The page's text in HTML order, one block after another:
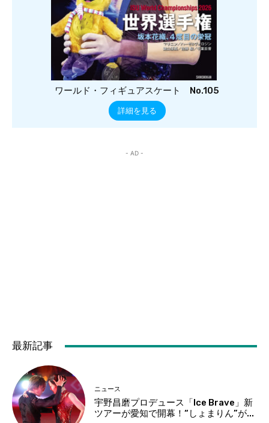
ワールド・フィギュアスケート No.105
詳細を見る
- AD -
最新記事
ニュース
宇野昌磨プロデュース「Ice Brave」新
ツアーが愛知で開幕！“しょまりん”が...